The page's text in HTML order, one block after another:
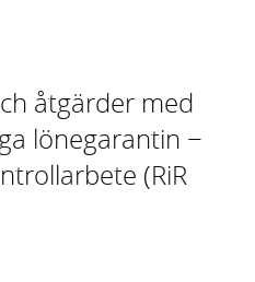
åtgärder med
lönegarantin −
(RiR